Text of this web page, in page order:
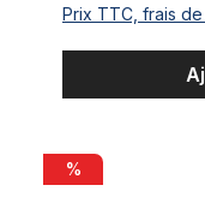
Prix TTC, frais
Jeu de garde-
%